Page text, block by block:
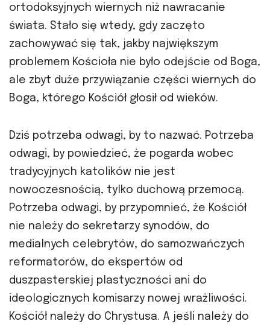
ortodoksyjnych wiernych niż nawracanie
świata. Stało się wtedy, gdy zaczęto
zachowywać się tak, jakby największym
problemem Kościoła nie było odejście od Boga,
ale zbyt duże przywiązanie części wiernych do
Boga, którego Kościół głosił od wieków.
Dziś potrzeba odwagi, by to nazwać. Potrzeba
odwagi, by powiedzieć, że pogarda wobec
tradycyjnych katolików nie jest
nowoczesnością, tylko duchową przemocą.
Potrzeba odwagi, by przypomnieć, że Kościół
nie należy do sekretarzy synodów, do
medialnych celebrytów, do samozwańczych
reformatorów, do ekspertów od
duszpasterskiej plastyczności ani do
ideologicznych komisarzy nowej wrażliwości.
Kościół należy do Chrystusa. A jeśli należy do